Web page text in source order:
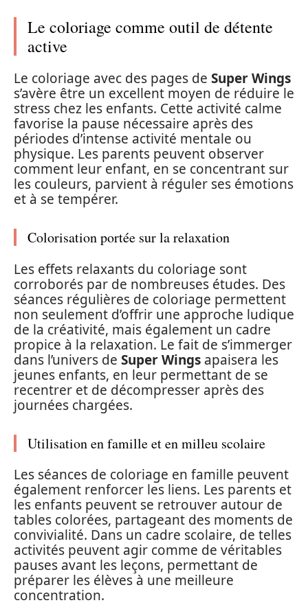
Le coloriage comme outil de détente
active
Le coloriage avec des pages de Super Wings
s’avère être un excellent moyen de réduire le
stress chez les enfants. Cette activité calme
favorise la pause nécessaire après des
périodes d’intense activité mentale ou
physique. Les parents peuvent observer
comment leur enfant, en se concentrant sur
les couleurs, parvient à réguler ses émotions
et à se tempérer.
Colorisation portée sur la relaxation
Les effets relaxants du coloriage sont
corroborés par de nombreuses études. Des
séances régulières de coloriage permettent
non seulement d’offrir une approche ludique
de la créativité, mais également un cadre
propice à la relaxation. Le fait de s’immerger
dans l’univers de Super Wings apaisera les
jeunes enfants, en leur permettant de se
recentrer et de décompresser après des
journées chargées.
Utilisation en famille et en milleu scolaire
Les séances de coloriage en famille peuvent
également renforcer les liens. Les parents et
les enfants peuvent se retrouver autour de
tables colorées, partageant des moments de
convivialité. Dans un cadre scolaire, de telles
activités peuvent agir comme de véritables
pauses avant les leçons, permettant de
préparer les élèves à une meilleure
concentration.